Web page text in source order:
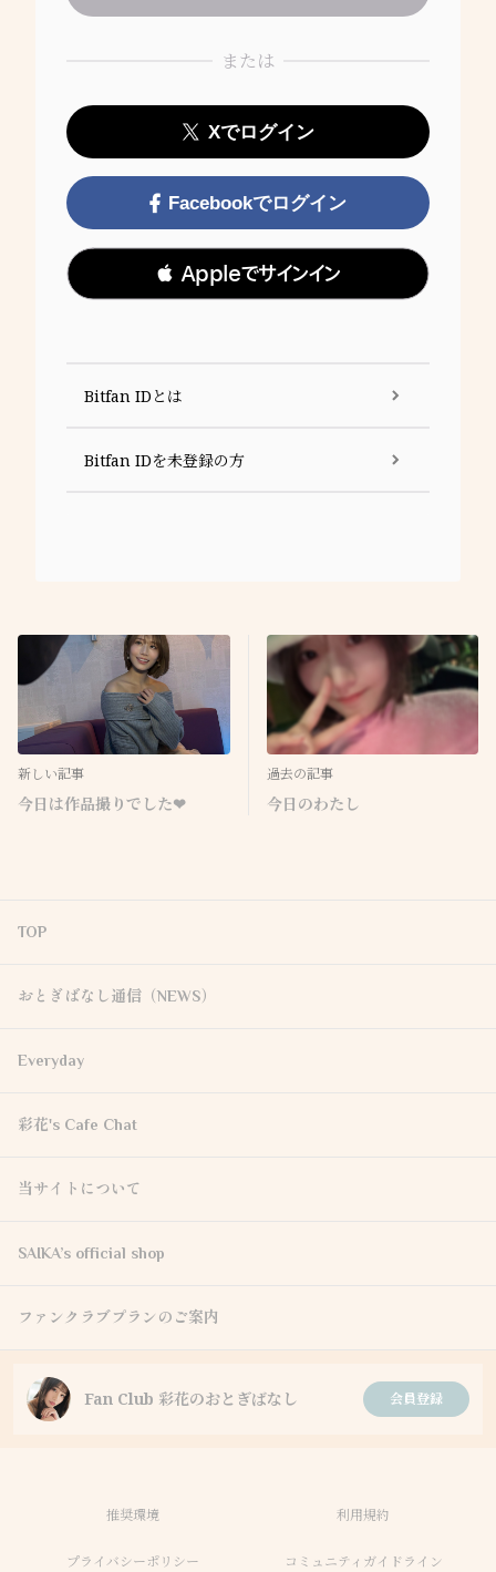
または
Xでログイン
Facebookでログイン
 Appleでサインイン
Bitfan IDとは
Bitfan IDを未登録の方
新しい記事 過去の記事
今日のわたし
TOP
おとぎばなし通信（NEWS）
Everyday
彩花's Cafe Chat
当サイトについて
SAIKA’s official shop
ファンクラブプランのご案内
Fan Club 彩花のおとぎばなし 会員登録
推奨環境 利用規約
プライバシーポリシー コミュニティガイドライン